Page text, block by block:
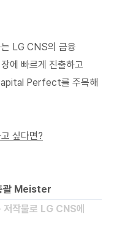
LG CNS의 금융
에 빠르게 진출하고
Perfect를 주목해
싶다면?
괄 Meister
작물로 LG CNS에